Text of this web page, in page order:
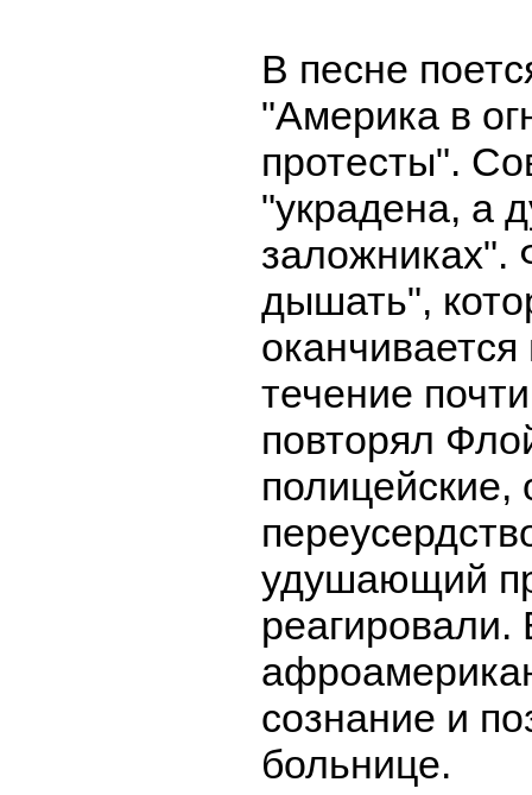
В песне
"Америка в
протесты".
"украдена, а
заложниках".
дышать",
течение
повторял
полицейские,
удушающий
реагировали.
сознание и
больнице.